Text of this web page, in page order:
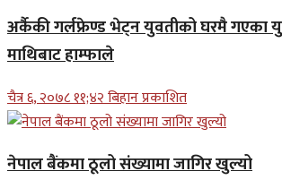
अर्कैकी गर्लफ्रेण्ड भेट्न युवतीको घरमै
माथिबाट हाम्फाले
चैत्र ६, २०७८ ११;४२ बिहान प्रकाशित
नेपाल बैंकमा ठूलो संख्यामा जागिर खुल्यो